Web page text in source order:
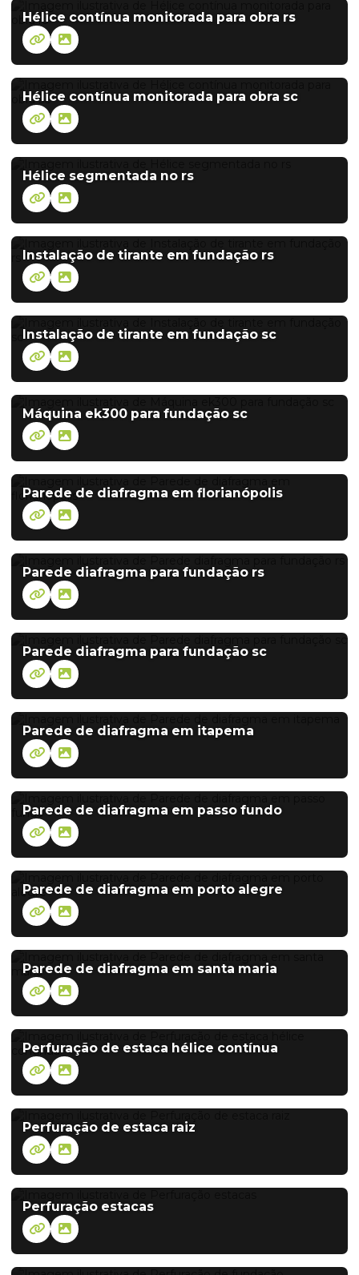
Hélice contínua monitorada para obra rs
Hélice contínua monitorada para obra sc
Hélice segmentada no rs
Instalação de tirante em fundação rs
Instalação de tirante em fundação sc
Máquina ek300 para fundação sc
Parede de diafragma em florianópolis
Parede diafragma para fundação rs
Parede diafragma para fundação sc
Parede de diafragma em itapema
Parede de diafragma em passo fundo
Parede de diafragma em porto alegre
Parede de diafragma em santa maria
Perfuração de estaca hélice contínua
Perfuração de estaca raiz
Perfuração estacas